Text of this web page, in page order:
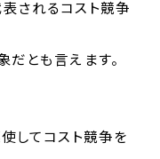
されるコスト競争
とも言えます。
してコスト競争を